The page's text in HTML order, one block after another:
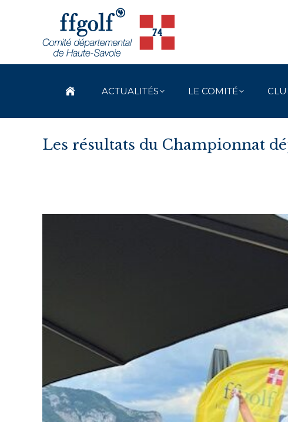
ACTUALITÉS LE COMITÉ
Les résultats du Championnat